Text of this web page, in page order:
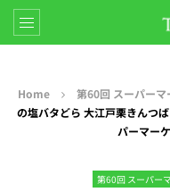
Home 第60回 スーパー
の塩バタどら 大江戸栗きんつ
パーマー
第60回 スーパー